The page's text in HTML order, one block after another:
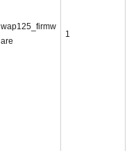
wap125_firmw
are
1